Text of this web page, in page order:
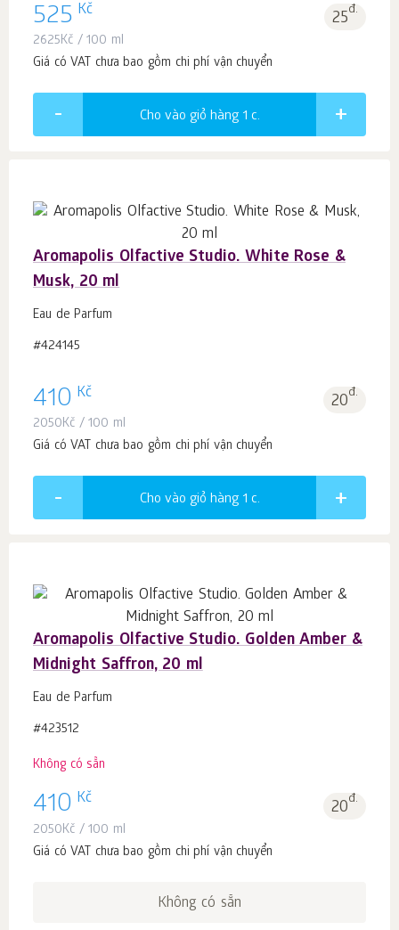
525 Kč 25đ.
2625Kč / 100 ml
Giá có VAT chưa bao gồm chi phí vận chuyển
Cho vào giỏ hàng 1 c.
Aromapolis Olfactive Studio. White Rose &
Musk, 20 ml
Eau de Parfum
#424145
410 Kč 20đ.
2050Kč / 100 ml
Giá có VAT chưa bao gồm chi phí vận chuyển
Cho vào giỏ hàng 1 c.
Aromapolis Olfactive Studio. Golden Amber &
Midnight Saffron, 20 ml
Eau de Parfum
#423512
Không có sẵn
410 Kč 20đ.
2050Kč / 100 ml
Giá có VAT chưa bao gồm chi phí vận chuyển
Không có sẵn